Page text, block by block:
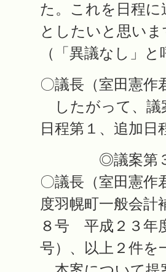
た。これを日程に
としたいと思い
（「異議なし」
〇議長（室田憲
したがって、議
日程第１、追加
◎議案第３７
〇議長（室田憲
度羽幌町一般会計
８号 平成２３年
号）、以上２件を